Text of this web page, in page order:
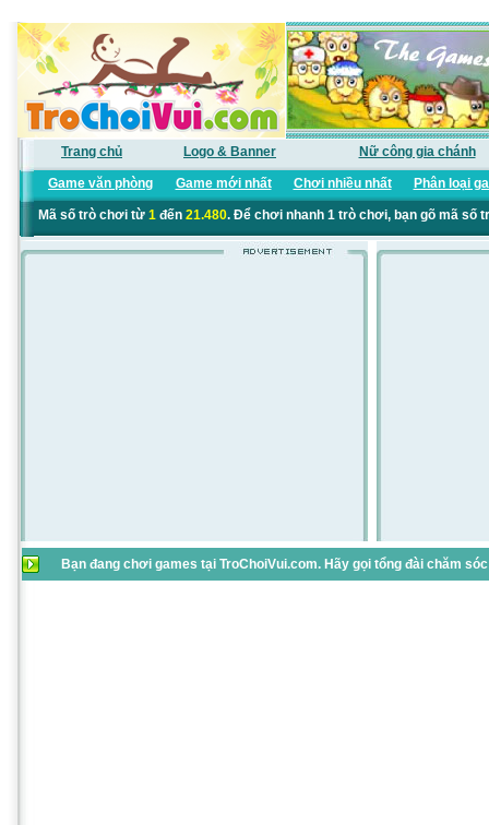
Trang chủ Logo & Banner Nữ công gia chánh
Game văn phòng Game mới nhất Chơi nhiều nhất Phân loại
Mã số trò chơi từ 1đến 21.480. Để chơi nhanh 1 trò chơi, bạn gõ mã số
Bạn đang chơi games tại TroChoiVui.com. Hãy gọi tổng đài chăm